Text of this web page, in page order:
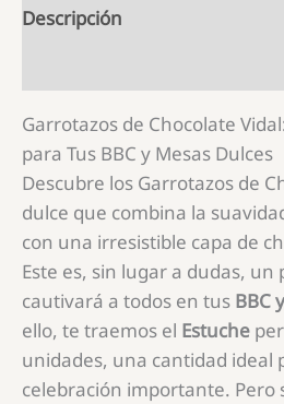
Descripción
Garrotazos de Chocolate
para Tus BBC y Mesas Dulces
Descubre los Garrotazos de
dulce que combina la
con una irresistible capa de
Este es, sin lugar a dudas, un
cautivará a todos en tus BBC
ello, te traemos el Estuche
unidades, una cantidad ideal
celebración importante. Pero